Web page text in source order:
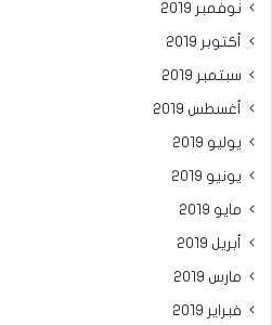
نوفمبر 2019
أكتوبر 2019
سبتمبر 2019
أغسطس 2019
يوليو 2019
يونيو 2019
مايو 2019
أبريل 2019
مارس 2019
فبراير 2019